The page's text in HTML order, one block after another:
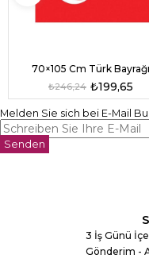
70×105 Cm Türk Bayrağı
₺199,65
₺246,24
Melden Sie sich bei E-Mail
Senden
3 İş Günü
Gönderim -